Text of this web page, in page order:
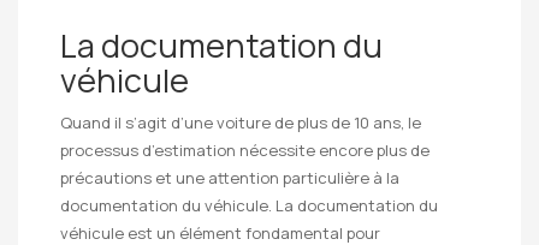
La documentation du
véhicule
Quand il s’agit d’une voiture de plus de 10 ans, le
processus d’estimation nécessite encore plus de
précautions et une attention particulière à la
documentation du véhicule. La documentation du
véhicule est un élément fondamental pour